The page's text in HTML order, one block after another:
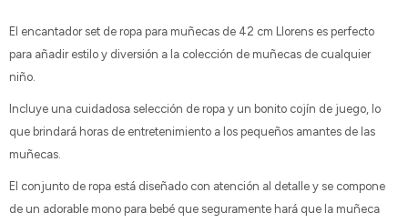
El encantador set de ropa para muñecas de 42 cm Llorens es perfecto
para añadir estilo y diversión a la colección de muñecas de cualquier
niño.
Incluye una cuidadosa selección de ropa y un bonito cojín de juego, lo
que brindará horas de entretenimiento a los pequeños amantes de las
muñecas.
El conjunto de ropa está diseñado con atención al detalle y se compone
de un adorable mono para bebé que seguramente hará que la muñeca